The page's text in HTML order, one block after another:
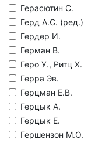
Герасютин С.
Герд А.С. (ред.)
Гердер И.
Герман В.
Геро У., Ритц Х.
Герра Эв.
Герцман Е.В.
Герцык А.
Герцык Е.
Гершензон М.О.